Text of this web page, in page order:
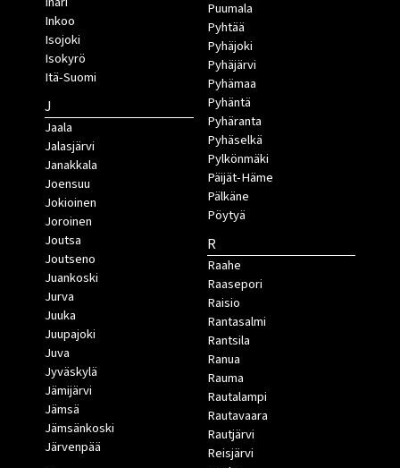
Inkoo
Isojoki
Isokyrö
Itä-Suomi
J
Jaala
Jalasjärvi
Janakkala
Joensuu
Jokioinen
Joroinen
Joutsa
Joutseno
Juankoski
Jurva
Juuka
Juupajoki
Juva
Jyväskylä
Jämijärvi
Jämsä
Jämsänkoski
Järvenpää
Puumala
Pyhtää
Pyhäjoki
Pyhäjärvi
Pyhämaa
Pyhäntä
Pyhäranta
Pyhäselkä
Pylkönmäki
Päijät-Häme
Pälkäne
Pöytyä
R
Raahe
Raasepori
Raisio
Rantasalmi
Rantsila
Ranua
Rauma
Rautalampi
Rautavaara
Rautjärvi
Reisjärvi